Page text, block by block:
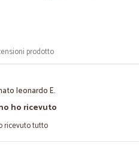
prodotto
leonardo E.
ho ricevuto
ricevuto tutto